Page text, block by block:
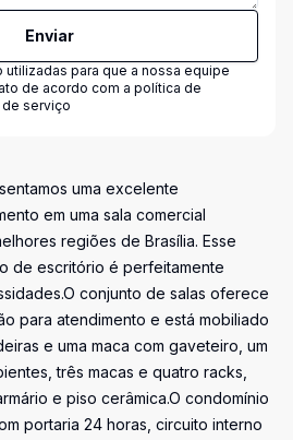
Enviar
para que a nossa equipe
de acordo com a política de
serviço
uma excelente
em uma sala comercial
regiões de Brasília. Esse
de escritório é perfeitamente
conjunto de salas oferece
para atendimento e está mobiliado
e uma maca com gaveteiro, um
três macas e quatro racks,
e piso cerâmica.O condomínio
portaria 24 horas, circuito interno